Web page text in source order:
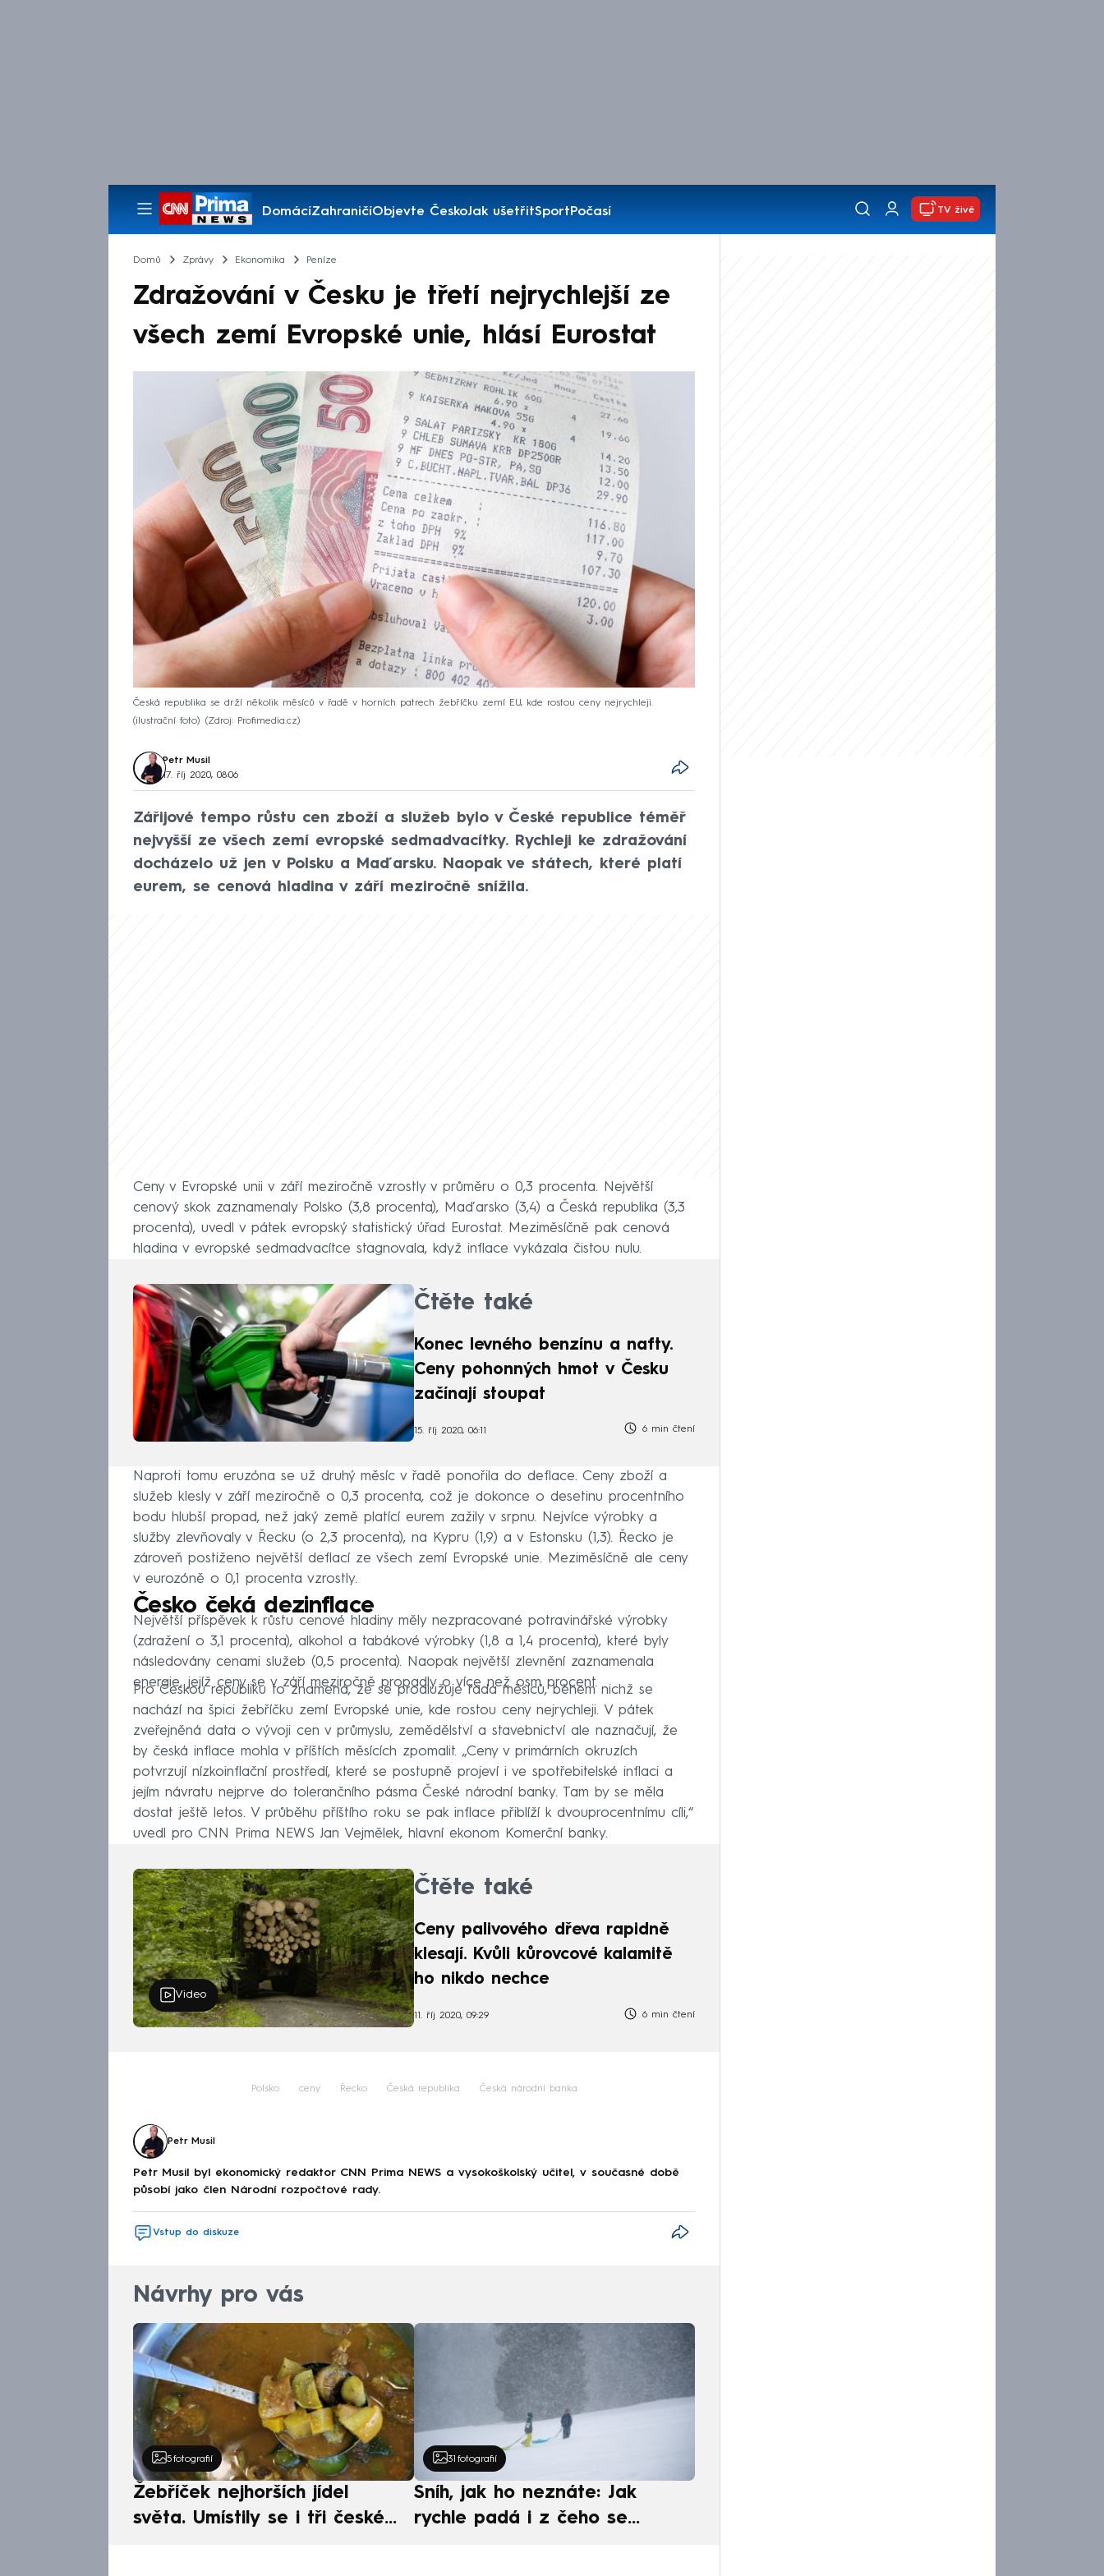
DomácíZahraničíObjevte ČeskoJak ušetřitSportPočasí
Pořady
TV živě
Domů Zprávy Ekonomika Peníze
Zdražování v Česku je třetí nejrychlejší ze
všech zemí Evropské unie, hlásí Eurostat
Česká republika se drží několik měsíců v řadě v horních patrech žebříčku zemí EU, kde rostou ceny nejrychleji.
(ilustrační foto)
Zdroj: Profimedia.cz
Petr Musil
17. říj 2020, 08:06
Zářijové tempo růstu cen zboží a služeb bylo v České republice téměř
nejvyšší ze všech zemí evropské sedmadvacítky. Rychleji ke zdražování
docházelo už jen v Polsku a Maďarsku. Naopak ve státech, které platí
eurem, se cenová hladina v září meziročně snížila.
Ceny v Evropské unii v září meziročně vzrostly v průměru o 0,3 procenta. Největší
cenový skok zaznamenaly Polsko (3,8 procenta), Maďarsko (3,4) a Česká republika (3,3
procenta), uvedl v pátek evropský statistický úřad Eurostat. Meziměsíčně pak cenová
hladina v evropské sedmadvacítce stagnovala, když inflace vykázala čistou nulu.
Čtěte také
Konec levného benzínu a nafty.
Ceny pohonných hmot v Česku
začínají stoupat
15. říj 2020, 06:11 6 min čtení
Naproti tomu eruzóna se už druhý měsíc v řadě ponořila do deflace. Ceny zboží a
služeb klesly v září meziročně o 0,3 procenta, což je dokonce o desetinu procentního
bodu hlubší propad, než jaký země platící eurem zažily v srpnu. Nejvíce výrobky a
služby zlevňovaly v Řecku (o 2,3 procenta), na Kypru (1,9) a v Estonsku (1,3). Řecko je
zároveň postiženo největší deflací ze všech zemí Evropské unie. Meziměsíčně ale ceny
v eurozóně o 0,1 procenta vzrostly.
Česko čeká dezinflace
Největší příspěvek k růstu cenové hladiny měly nezpracované potravinářské výrobky
(zdražení o 3,1 procenta), alkohol a tabákové výrobky (1,8 a 1,4 procenta), které byly
následovány cenami služeb (0,5 procenta). Naopak největší zlevnění zaznamenala
energie, jejíž ceny se v září meziročně propadly o více než osm procent.
Pro Českou republiku to znamená, že se prodlužuje řada měsíců, během nichž se
nachází na špici žebříčku zemí Evropské unie, kde rostou ceny nejrychleji. V pátek
zveřejněná data o vývoji cen v průmyslu, zemědělství a stavebnictví ale naznačují, že
by česká inflace mohla v příštích měsících zpomalit. „Ceny v primárních okruzích
potvrzují nízkoinflační prostředí, které se postupně projeví i ve spotřebitelské inflaci a
jejím návratu nejprve do tolerančního pásma České národní banky. Tam by se měla
dostat ještě letos. V průběhu příštího roku se pak inflace přiblíží k dvouprocentnímu cíli,“
uvedl pro CNN Prima NEWS Jan Vejmělek, hlavní ekonom Komerční banky.
Video
Čtěte také
Ceny palivového dřeva rapidně
klesají. Kvůli kůrovcové kalamitě
ho nikdo nechce
11. říj 2020, 09:29 6 min čtení
Polsko ceny Řecko Česká republika Česká národní banka
Petr Musil
Petr Musil byl ekonomický redaktor CNN Prima NEWS a vysokoškolský učitel, v současné době
působí jako člen Národní rozpočtové rady.
Vstup do diskuze
Návrhy pro vás
5 fotografií
Žebříček nejhorších jídel
světa. Umístily se i tři české
31 fotografií
Sníh, jak ho neznáte: Jak
rychle padá i z čeho se